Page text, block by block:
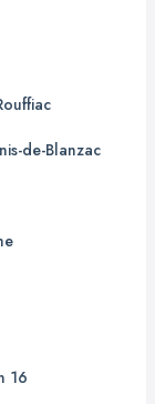
de-Blanzac
16